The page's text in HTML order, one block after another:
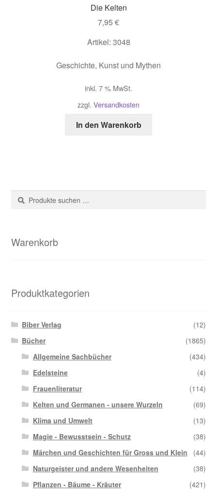
Die Kelten
7,95 €
Artikel: 3048
Geschichte, Kunst und Mythen
inkl. 7 % MwSt.
zzgl. Versandkosten
In den Warenkorb
Suche
nach:
Suchen
Warenkorb
Produktkategorien
Biber Verlag
(12)
Bücher
(1865)
Allgemeine Sachbücher
(434)
Edelsteine
(4)
Frauenliteratur
(114)
Kelten und Germanen - unsere Wurzeln
(69)
Klima und Umwelt
(13)
Magie - Bewusstsein - Schutz
(38)
Märchen und Geschichten für Gross und Klein
(44)
Naturgeister und andere Wesenheiten
(38)
Pflanzen - Bäume - Kräuter
(421)